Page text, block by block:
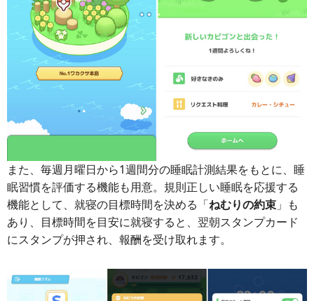
また、毎週月曜日から1週間分の睡眠計測結果をもとに、睡
眠習慣を評価する機能も用意。規則正しい睡眠を応援する
機能として、就寝の目標時間を決める「ねむりの約束 」も
あり、目標時間を目安に就寝すると、翌朝スタンプカード
にスタンプが押され、報酬を受け取れます。